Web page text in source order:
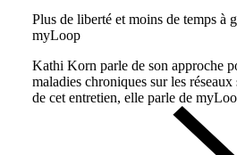
Plus de liberté et moins de temps à
myLoop
Kathi Korn parle de son approche
maladies chroniques sur les
de cet entretien, elle parle de
l'administration automatisée de